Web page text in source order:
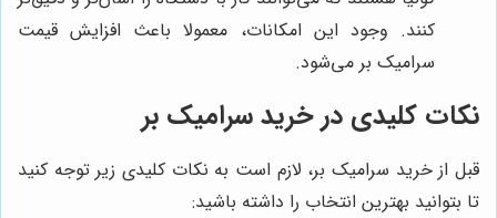
کنند. وجود این امکانات، معمولا باعث افزایش قیمت
سرامیک بر می‌شود.
نکات کلیدی در خرید سرامیک بر
قبل از خرید سرامیک بر، لازم است به نکات کلیدی زیر توجه کنید
تا بتوانید بهترین انتخاب را داشته باشید: